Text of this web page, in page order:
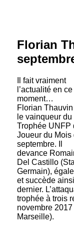
Florian
Il fait vraiment
l’actualité en ce
moment…
Florian
le vainqueur du
Trophée UNFP
Joueur du Mois
septembre. Il
devance
Del Castillo
Germain),
et succède
dernier.
trophée à trois
novembre
Marseille).